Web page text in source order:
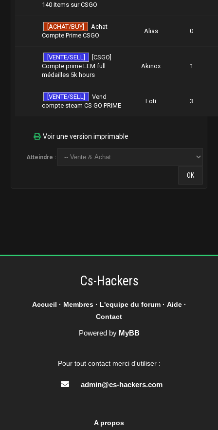
140 items sur CSGO
[ACHAT/BUY]
Achat
Compte Prime CSGO
Alias 0
[VENTE/SELL]
[CSGO]
Compte prime LEM full
médailles 5k hours
Akinox 1
[VENTE/SELL]
Vend
compte steam CS GO PRIME
Loti 3
Voir une version imprimable
Atteindre :
Cs-Hackers
Accueil · Membres· L'equipe du forum· Aide·
Contact
Powered by MyBB
Pour tout contact merci d'utiliser :
admin@cs-hackers.com
A propos